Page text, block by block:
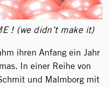
! (we didn’t make it)
ihren Anfang ein Jahr
In einer Reihe von
und Malmborg mit